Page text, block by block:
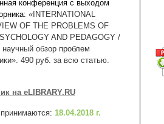
конференция с выходом
«INTERNATIONAL
OF THE PROBLEMS OF
AND PEDAGOGY /
обзор проблем
490 руб. за всю статью.
на eLIBRARY.RU
18.04.2018 г.